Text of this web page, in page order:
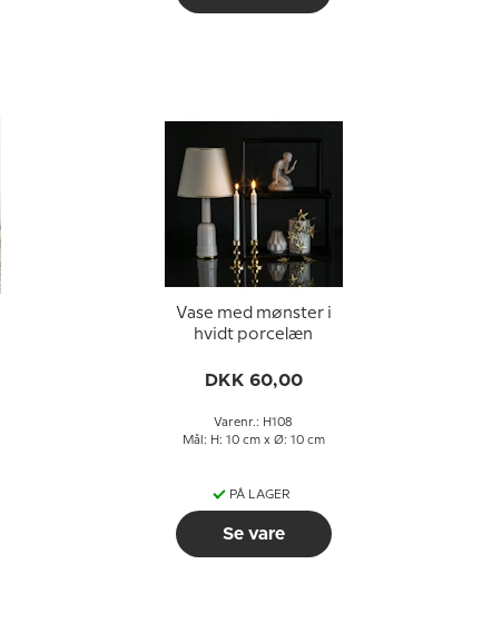
Vase med mønster i
hvidt porcelæn
DKK 60,00
Varenr.: H108
Mål: H: 10 cm x Ø: 10 cm
PÅ LAGER
Se vare